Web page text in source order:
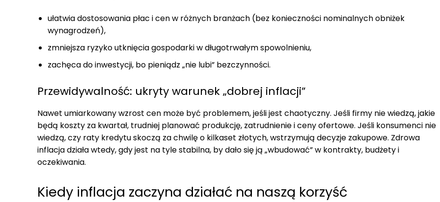
ułatwia dostosowania płac i cen w różnych branżach (bez konieczności nominalnych obniżek
wynagrodzeń),
zmniejsza ryzyko utknięcia gospodarki w długotrwałym spowolnieniu,
zachęca do inwestycji, bo pieniądz „nie lubi” bezczynności.
Przewidywalność: ukryty warunek „dobrej inflacji”
Nawet umiarkowany wzrost cen może być problemem, jeśli jest chaotyczny. Jeśli firmy nie wiedzą, jakie
będą koszty za kwartał, trudniej planować produkcję, zatrudnienie i ceny ofertowe. Jeśli konsumenci nie
wiedzą, czy raty kredytu skoczą za chwilę o kilkaset złotych, wstrzymują decyzje zakupowe. Zdrowa
inflacja działa wtedy, gdy jest na tyle stabilna, by dało się ją „wbudować” w kontrakty, budżety i
oczekiwania.
Kiedy inflacja zaczyna działać na naszą korzyść